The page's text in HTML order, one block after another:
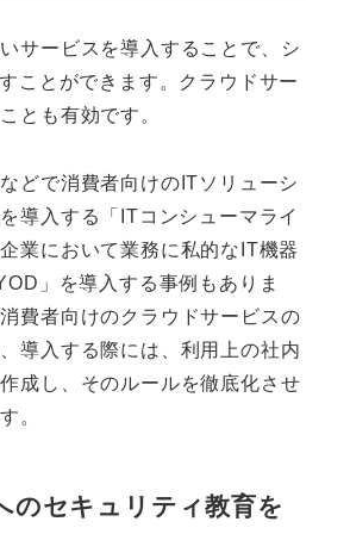
サービスを導入することで、シ
ことができます。クラウドサー
とも有効です。
どで消費者向けのITソリューシ
導入する「ITコンシューマライ
業において業務に私的なIT機器
」を導入する事例もありま
費者向けのクラウドサービスの
導入する際には、利用上の社内
成し、そのルールを徹底化させ
。
のセキュリティ教育を